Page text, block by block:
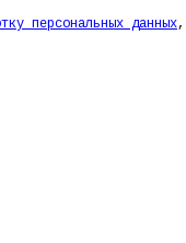
персональных данных,